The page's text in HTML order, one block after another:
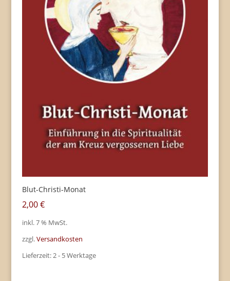
Blut-Christi-Monat
2,00€
inkl. 7 % MwSt.
zzgl.Versandkosten
Lieferzeit:2 - 5 Werktage